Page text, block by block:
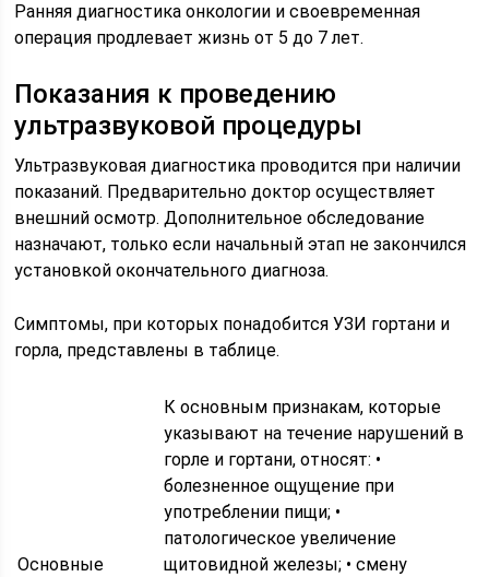
Ранняя диагностика онкологии и своевременная
операция продлевает жизнь от 5 до 7 лет.
Показания к проведению
ультразвуковой процедуры
Ультразвуковая диагностика проводится при наличии
показаний. Предварительно доктор осуществляет
внешний осмотр. Дополнительное обследование
назначают, только если начальный этап не закончился
установкой окончательного диагноза.
Симптомы, при которых понадобится УЗИ гортани и
горла, представлены в таблице.
Основные
К основным признакам, которые
указывают на течение нарушений в
горле и гортани, относят: •
болезненное ощущение при
употреблении пищи; •
патологическое увеличение
щитовидной железы; • смену